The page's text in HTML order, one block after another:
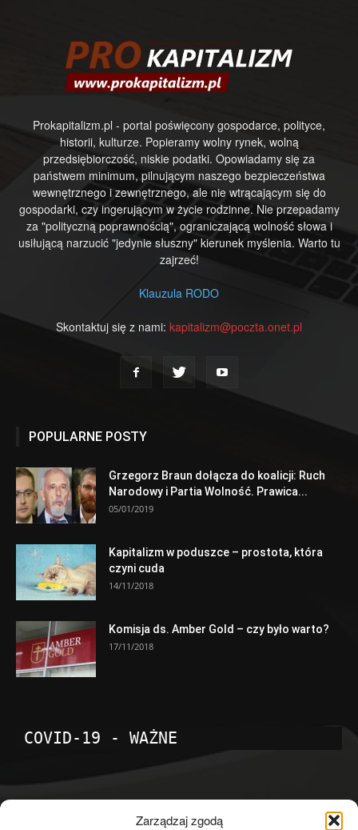
Zarządzaj zgodą
Prokapitalizm.pl - portal poświęcony gospodarce, polityce,
historii, kulturze. Popieramy wolny rynek, wolną
przedsiębiorczość, niskie podatki. Opowiadamy się za
państwem minimum, pilnującym naszego bezpieczeństwa
wewnętrznego i zewnętrznego, ale nie wtrącającym się do
gospodarki, czy ingerującym w życie rodzinne. Nie przepadamy
za "polityczną poprawnością", ograniczającą wolność słowa i
usiłującą narzucić "jedynie słuszny" kierunek myślenia. Warto tu
zajrzeć!
Klauzula RODO
Skontaktuj się z nami: kapitalizm@poczta.onet.pl
POPULARNE POSTY
Grzegorz Braun dołącza do koalicji: Ruch
Narodowy i Partia Wolność. Prawica...
05/01/2019
Kapitalizm w poduszce – prostota, która
czyni cuda
14/11/2018
Komisja ds. Amber Gold – czy było warto?
17/11/2018
COVID-19 - WAŻNE